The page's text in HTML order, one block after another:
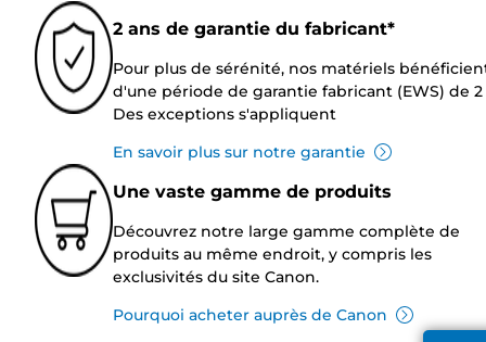
2 ans de garantie du fabricant*
Pour plus de sérénité, nos matériels
d'une période de garantie fabricant (EWS) de 2
Des exceptions s'appliquent
En savoir plus sur notre garantie
Une vaste gamme de produits
Découvrez notre large gamme complète de
produits au même endroit, y compris les
exclusivités du site Canon.
Pourquoi acheter auprès de Canon